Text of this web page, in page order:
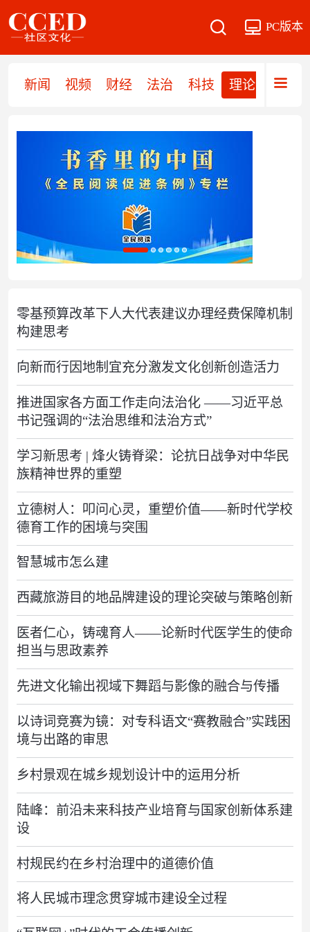
PC版本
新闻 视频 财经 法治 科技 理论 党建
零基预算改革下人大代表建议办理经费保障机制
构建思考
向新而行因地制宜充分激发文化创新创造活力
推进国家各方面工作走向法治化 ——习近平总
书记强调的“法治思维和法治方式”
学习新思考 | 烽火铸脊梁：论抗日战争对中华民
族精神世界的重塑
立德树人：叩问心灵，重塑价值——新时代学校
德育工作的困境与突围
智慧城市怎么建
西藏旅游目的地品牌建设的理论突破与策略创新
医者仁心，铸魂育人——论新时代医学生的使命
担当与思政素养
先进文化输出视域下舞蹈与影像的融合与传播
以诗词竞赛为镜：对专科语文“赛教融合”实践困
境与出路的审思
乡村景观在城乡规划设计中的运用分析
陆峰：前沿未来科技产业培育与国家创新体系建
设
村规民约在乡村治理中的道德价值
将人民城市理念贯穿城市建设全过程